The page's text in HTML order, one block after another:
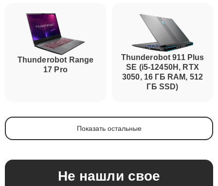
Thunderobot Range
17 Pro
Thunderobot 911 Plus
SE (i5-12450H, RTX
3050, 16 ГБ RAM, 512
ГБ SSD)
Показать остальные
Не нашли свое